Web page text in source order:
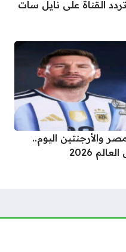
القناة على نايل سات
مصر والأرجنتين اليوم..
2026